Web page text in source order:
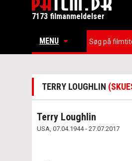
7173 filmanmeldelser
MENU
TERRY LOUGHLIN
Terry Loughlin
USA, 07.04.1944 - 27.07.2017